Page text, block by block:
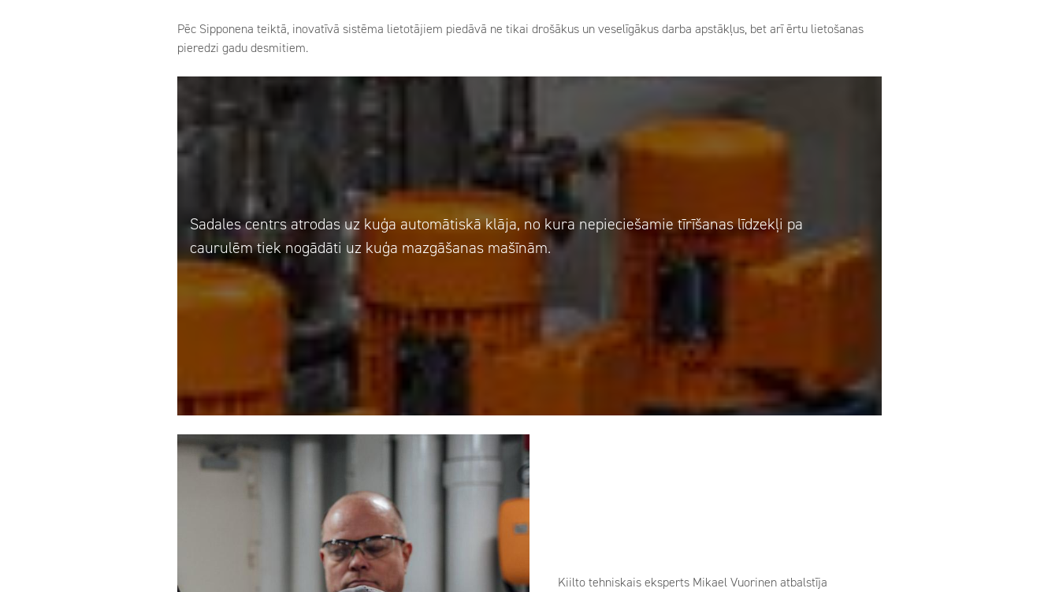
Pēc Sipponena teiktā, inovatīvā sistēma lietotājiem piedāvā ne tikai drošākus un veselīgākus darba apstākļus, bet arī ērtu lietošanas
pieredzi gadu desmitiem.
Sadales centrs atrodas uz kuģa automātiskā klāja, no kura nepieciešamie tīrīšanas līdzekļi pa
caurulēm tiek nogādāti uz kuģa mazgāšanas mašīnām.
Kiilto tehniskais eksperts Mikael Vuorinen atbalstīja